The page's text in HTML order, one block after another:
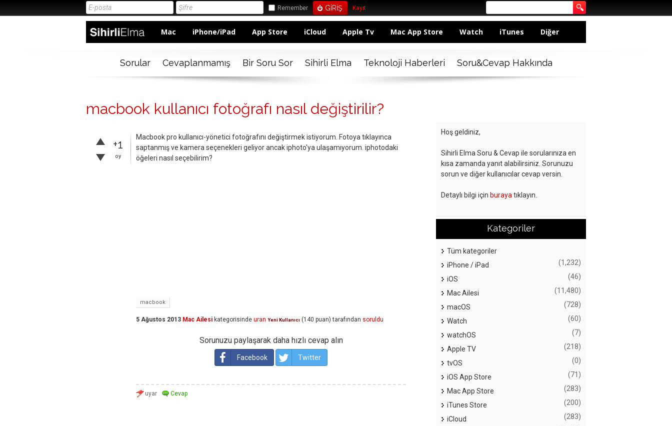
Remember Kayıt
Mac iPhone/iPad App Store iCloud Apple Tv Mac App Store Watch iTunes Diğer
Sorular Cevaplanmamış Bir Soru Sor Sihirli Elma Teknoloji Haberleri Soru&Cevap Hakkında
macbook kullanıcı fotoğrafı nasıl değiştirilir?
+1
oy
Macbook pro kullanıcı-yönetici fotoğrafını değiştirmek istiyorum. Fotoya tıklayınca
saptanmış ve kamera seçenekleri geliyor ancak iphoto'ya ulaşamıyorum. iphotodaki
öğeleri nasıl seçebilirim?
macbook
5 Ağustos 2013 Mac Ailesi kategorisinde uran Yeni Kullanıcı (140 puan) tarafından soruldu
Sorunuzu paylaşarak daha hızlı cevap alın
Facebook Twitter
Hoş geldiniz,
Sihirli Elma Soru & Cevap ile sorularınıza en
kısa zamanda yanıt alabilirsiniz. Sorunuzu
sorun ve diğer kullanıcılar cevap versin.
Detaylı bilgi için buraya tıklayın.
Kategoriler
Tüm kategoriler
iPhone / iPad
(1,232)
iOS (46)
Mac Ailesi (11,480)
macOS (728)
Watch (60)
watchOS (7)
Apple TV (218)
tvOS (0)
iOS App Store (71)
Mac App Store (283)
iTunes Store (200)
iCloud (283)